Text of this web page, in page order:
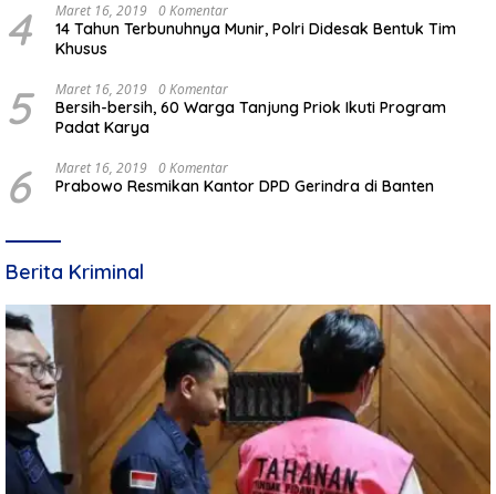
4 Maret 16, 2019 0 Komentar
14 Tahun Terbunuhnya Munir, Polri Didesak Bentuk Tim
Khusus
5 Maret 16, 2019 0 Komentar
Bersih-bersih, 60 Warga Tanjung Priok Ikuti Program
Padat Karya
6 Maret 16, 2019 0 Komentar
Prabowo Resmikan Kantor DPD Gerindra di Banten
Berita Kriminal